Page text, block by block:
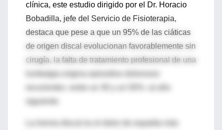
clínica, este estudio dirigido por el Dr. Horacio
Bobadilla, jefe del Servicio de Fisioterapia,
destaca que pese a que un 95% de las ciáticas
de origen discal evolucionan favorablemente sin
cirugía, la falta de tratamiento profesional de una
lumbalgia origina episodios dolorosos
siguiente.
La hernia discal es el dolor de espalda más